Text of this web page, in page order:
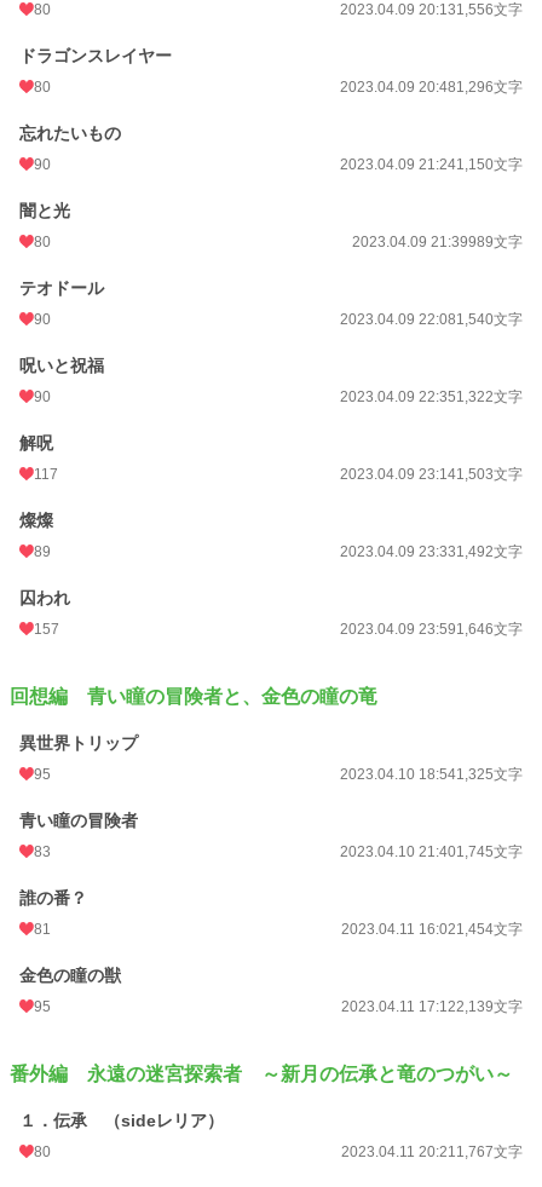
80 2023.04.09 20:131,556文字
ドラゴンスレイヤー
80 2023.04.09 20:481,296文字
忘れたいもの
90 2023.04.09 21:241,150文字
闇と光
80 2023.04.09 21:39989文字
テオドール
90 2023.04.09 22:081,540文字
呪いと祝福
90 2023.04.09 22:351,322文字
解呪
117 2023.04.09 23:141,503文字
燦燦
89 2023.04.09 23:331,492文字
囚われ
157 2023.04.09 23:591,646文字
回想編 青い瞳の冒険者と、金色の瞳の竜
異世界トリップ
95 2023.04.10 18:541,325文字
青い瞳の冒険者
83 2023.04.10 21:401,745文字
誰の番？
81 2023.04.11 16:021,454文字
金色の瞳の獣
95 2023.04.11 17:122,139文字
番外編 永遠の迷宮探索者 ～新月の伝承と竜のつがい～
１．伝承 （sideレリア）
80 2023.04.11 20:211,767文字